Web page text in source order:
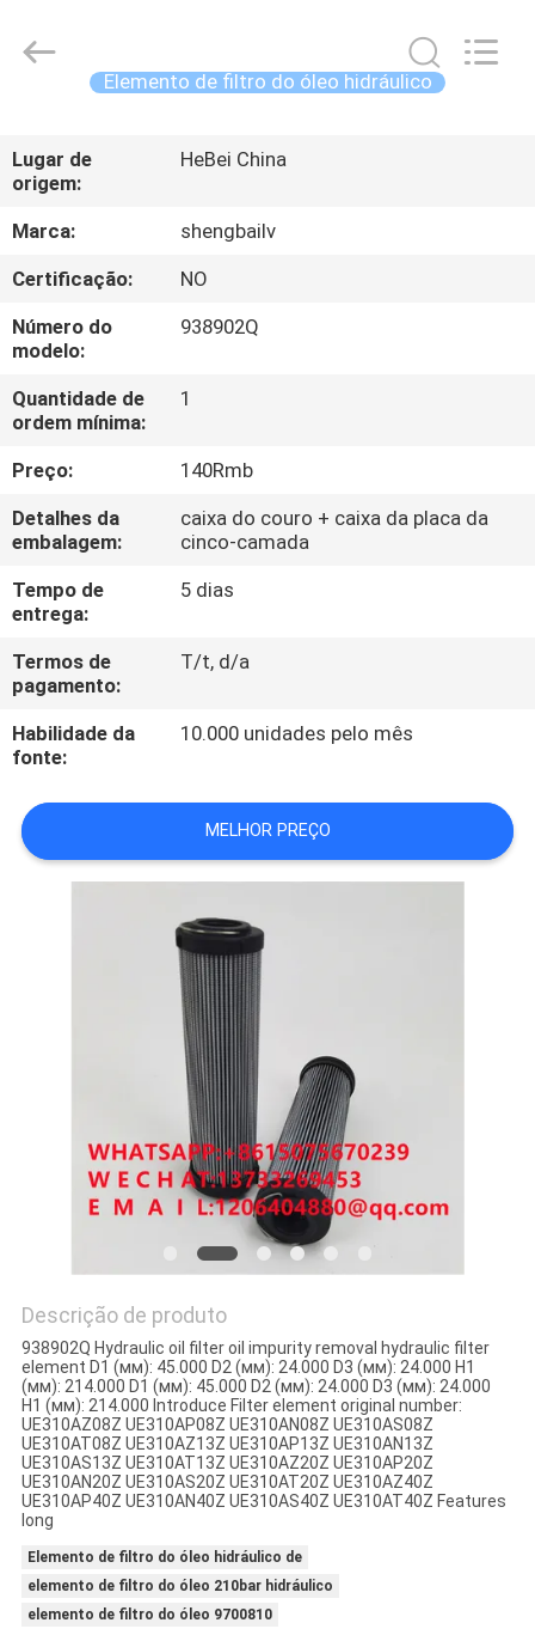
PRODUTOS
VÍDEOS
SOBRE
NÓS
EXCURSÃO
DA
FÁBRICA
CONTROLE
DA
NOS
PRIVACY
ECER
Elemento de filtro do óleo hidráulico
Lugar de
origem:
HeBei China
Marca:
shengbailv
Certificação:
NO
Número do
modelo:
938902Q
Quantidade de
ordem mínima:
1
Preço:
140Rmb
Detalhes da
embalagem:
caixa do couro + caixa da placa da
cinco-camada
Tempo de
entrega:
5 dias
Termos de
pagamento:
T/t, d/a
Habilidade da
fonte:
10.000 unidades pelo mês
MELHOR PREÇO
Descrição de produto
938902Q Hydraulic oil filter oil impurity removal hydraulic filter
element D1 (мм): 45.000 D2 (мм): 24.000 D3 (мм): 24.000 H1
(мм): 214.000 D1 (мм): 45.000 D2 (мм): 24.000 D3 (мм): 24.000
H1 (мм): 214.000 Introduce Filter element original number:
UE310AZ08Z UE310AP08Z UE310AN08Z UE310AS08Z
UE310AT08Z UE310AZ13Z UE310AP13Z UE310AN13Z
UE310AS13Z UE310AT13Z UE310AZ20Z UE310AP20Z
UE310AN20Z UE310AS20Z UE310AT20Z UE310AZ40Z
UE310AP40Z UE310AN40Z UE310AS40Z UE310AT40Z Features
long
Elemento de filtro do óleo hidráulico de
elemento de filtro do óleo 210bar hidráulico
elemento de filtro do óleo 9700810